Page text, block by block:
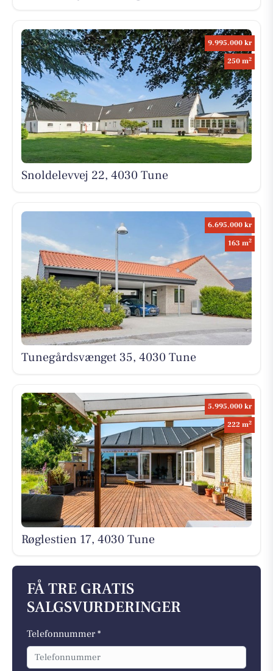
9.995.000 kr
250 m2
Snoldelevvej 22, 4030 Tune
6.695.000 kr
163 m2
Tunegårdsvænget 35, 4030 Tune
5.995.000 kr
222 m2
Røglestien 17, 4030 Tune
FÅ TRE GRATIS
SALGSVURDERINGER
Telefonnummer *